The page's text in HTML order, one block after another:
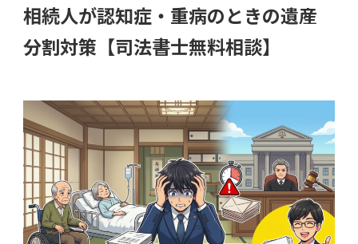
相続人が認知症・重病のときの遺産
分割対策【司法書士無料相談】